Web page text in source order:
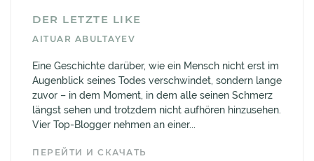
DER LETZTE LIKE
AITUAR ABULTAYEV
Eine Geschichte darüber, wie ein Mensch nicht erst im
Augenblick seines Todes verschwindet, sondern lange
zuvor – in dem Moment, in dem alle seinen Schmerz
längst sehen und trotzdem nicht aufhören hinzusehen.
Vier Top-Blogger nehmen an einer...
ПЕРЕЙТИ И СКАЧАТЬ